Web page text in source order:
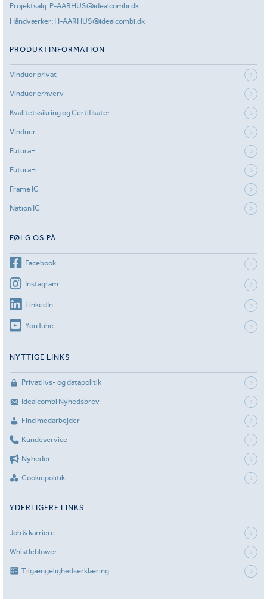
Projektsalg: P-AARHUS@idealcombi.dk
Håndværker: H-AARHUS@idealcombi.dk
PRODUKTINFORMATION
Vinduer privat
Vinduer erhverv
Kvalitetssikring og Certifikater
Vinduer
Futura+
Futura+i
Frame IC
Nation IC
FØLG OS PÅ:
Facebook
Instagram
LinkedIn
YouTube
NYTTIGE LINKS
Privatlivs- og datapolitik
Idealcombi Nyhedsbrev
Find medarbejder
Kundeservice
Nyheder
Cookiepolitik
YDERLIGERE LINKS
Job & karriere
Whistleblower
Tilgængelighedserklæring